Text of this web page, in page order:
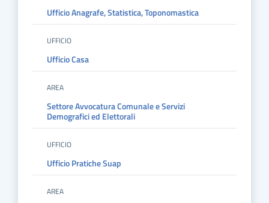
Ufficio Anagrafe, Statistica, Toponomastica
UFFICIO
Ufficio Casa
AREA
Settore Avvocatura Comunale e Servizi
Demografici ed Elettorali
UFFICIO
Ufficio Pratiche Suap
AREA